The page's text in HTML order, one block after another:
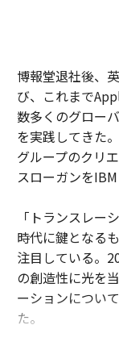
博報堂退社後、
び、これまで
数多くのグロー
を実践してきた
グループのクリ
スローガンをIBM
「トランスレー
時代に鍵となる
注目している。
の創造性に光を
ーションについ
た。